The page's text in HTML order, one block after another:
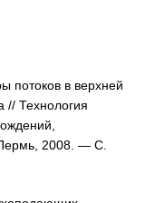
в верхней
// Технология
2008. — С.